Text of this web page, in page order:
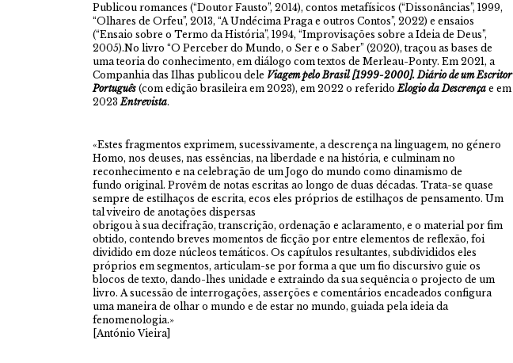
Publicou romances (“Doutor Fausto”, 2014), contos metafísicos (“Dissonâncias”, 1999,
“Olhares de Orfeu”, 2013, “A Undécima Praga e outros Contos”, 2022) e ensaios
(“Ensaio sobre o Termo da História”, 1994, “Improvisações sobre a Ideia de Deus”,
2005).No livro “O Perceber do Mundo, o Ser e o Saber” (2020), traçou as bases de
uma teoria do conhecimento, em diálogo com textos de Merleau-Ponty. Em 2021, a
Companhia das Ilhas publicou dele Viagem pelo Brasil [1999-2000]. Diário de um Escritor
Português (com edição brasileira em 2023), em 2022 o referidoElogio da Descrença e em
2023Entrevista.
«Estes fragmentos exprimem, sucessivamente, a descrença na linguagem, no género
Homo, nos deuses, nas essências, na liberdade e na história, e culminam no
reconhecimento e na celebração de um Jogo do mundo como dinamismo de
fundo original. Provêm de notas escritas ao longo de duas décadas. Trata-se quase
sempre de estilhaços de escrita, ecos eles próprios de estilhaços de pensamento. Um
tal viveiro de anotações dispersas
obrigou à sua decifração, transcrição, ordenação e aclaramento, e o material por fim
obtido, contendo breves momentos de ficção por entre elementos de reflexão, foi
dividido em doze núcleos temáticos. Os capítulos resultantes, subdivididos eles
próprios em segmentos, articulam-se por forma a que um fio discursivo guie os
blocos de texto, dando-lhes unidade e extraindo da sua sequência o projecto de um
livro. A sucessão de interrogações, asserções e comentários encadeados configura
uma maneira de olhar o mundo e de estar no mundo, guiada pela ideia da
fenomenologia.»
[António Vieira]